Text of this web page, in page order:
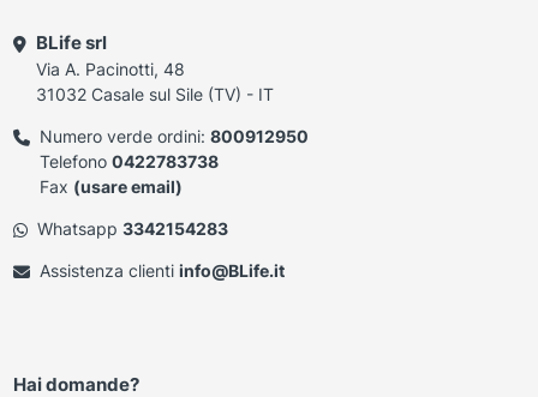
BLife srl
Via A. Pacinotti, 48
31032 Casale sul Sile (TV) - IT
Numero verde ordini: 800912950
Telefono 0422783738
Fax (usare email)
Whatsapp 3342154283
Assistenza clienti info@BLife.it
Hai domande?